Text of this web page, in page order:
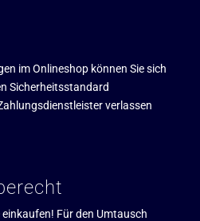
im Onlineshop können Sie sich
Sicherheitsstandard
verlassen
einkaufen! Für den Umtausch